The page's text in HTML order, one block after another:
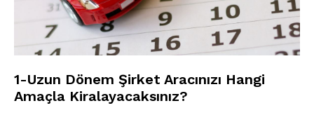
1-Uzun Dönem Şirket Aracınızı Hangi
Amaçla Kiralayacaksınız?